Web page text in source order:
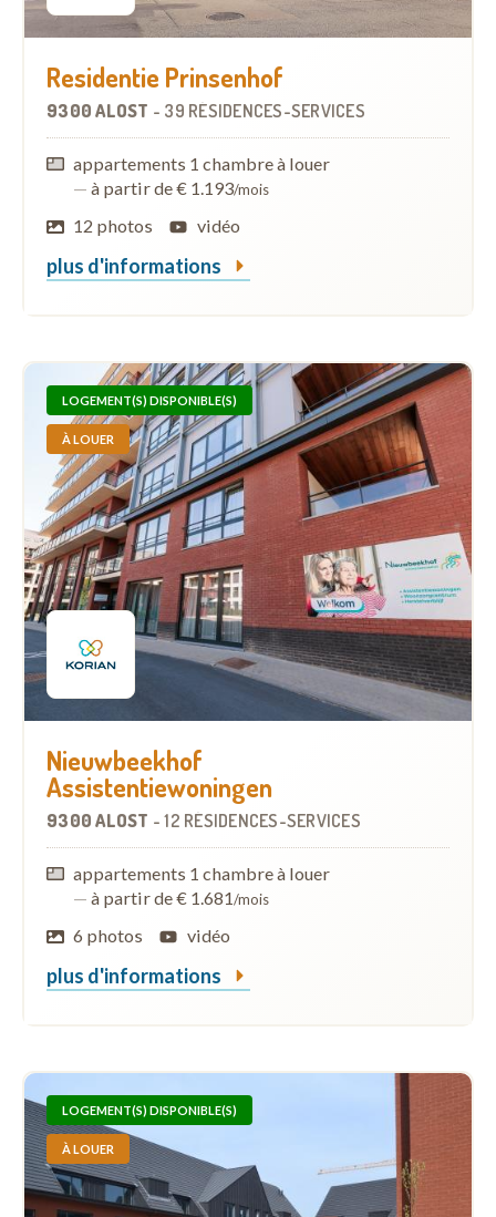
Residentie Prinsenhof
9300 ALOST - 39 RÉSIDENCES-SERVICES
appartements 1 chambre à louer
— à partir de € 1.193/mois
12 photos vidéo
plus d'informations
LOGEMENT(S) DISPONIBLE(S)
À LOUER
Nieuwbeekhof
Assistentiewoningen
9300 ALOST -12 RÉSIDENCES-SERVICES
appartements 1 chambre à louer
— à partir de € 1.681/mois
6 photos vidéo
plus d'informations
LOGEMENT(S) DISPONIBLE(S)
À LOUER